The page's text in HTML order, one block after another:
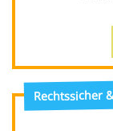
Rechtssicher